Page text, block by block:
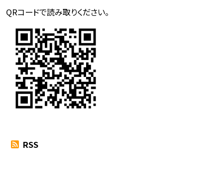
QRコードで読み取りください。
RSS